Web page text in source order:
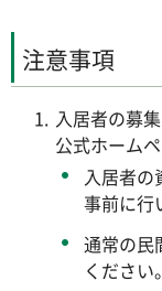
注意事項
入居者の募
公式ホーム
入居者
事前に行
通常の民
ください。